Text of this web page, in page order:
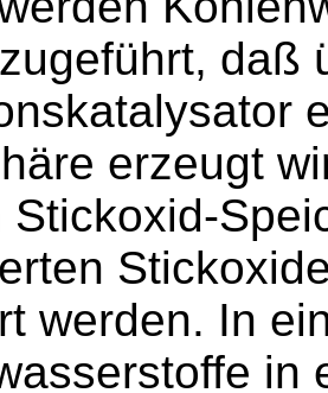
daß
erzeugt
Stickoxid-
werden. In
in